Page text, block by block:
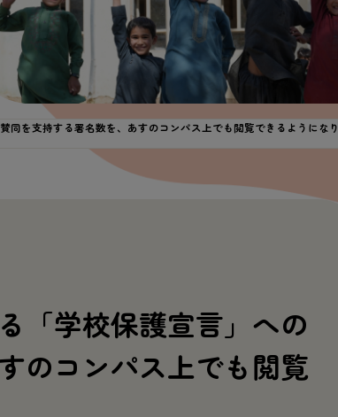
同を支持する署名数を、あすのコンパス上でも閲覧できるようになり
「学校保護宣言」への
のコンパス上でも閲覧